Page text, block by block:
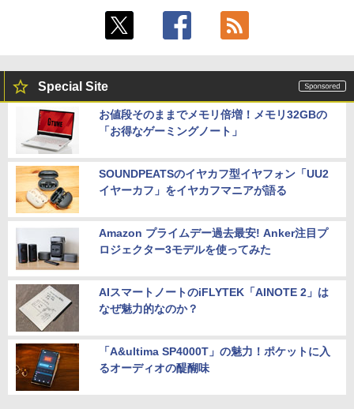
Special Site
お値段そのままでメモリ倍増！メモリ32GBの
「お得なゲーミングノート」
SOUNDPEATSのイヤカフ型イヤフォン「UU2
イヤーカフ」をイヤカフマニアが語る
Amazon プライムデー過去最安! Anker注目プ
ロジェクター3モデルを使ってみた
AIスマートノートのiFLYTEK「AINOTE 2」は
なぜ魅力的なのか？
「A&ultima SP4000T」の魅力！ポケットに入
るオーディオの醍醐味